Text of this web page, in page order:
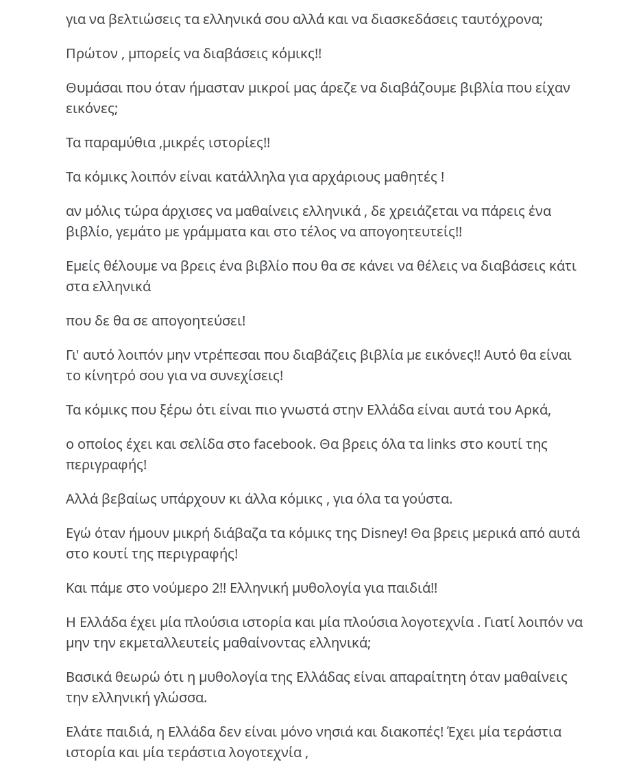
για να βελτιώσεις τα ελληνικά σου αλλά και να διασκεδάσεις ταυτόχρονα;
Πρώτον , μπορείς να διαβάσεις κόμικς!!
Θυμάσαι που όταν ήμασταν μικροί μας άρεζε να διαβάζουμε βιβλία που είχαν
εικόνες;
Τα παραμύθια ,μικρές ιστορίες!!
Τα κόμικς λοιπόν είναι κατάλληλα για αρχάριους μαθητές !
αν μόλις τώρα άρχισες να μαθαίνεις ελληνικά , δε χρειάζεται να πάρεις ένα
βιβλίο, γεμάτο με γράμματα και στο τέλος να απογοητευτείς!!
Εμείς θέλουμε να βρεις ένα βιβλίο που θα σε κάνει να θέλεις να διαβάσεις κάτι
στα ελληνικά
που δε θα σε απογοητεύσει!
Γι' αυτό λοιπόν μην ντρέπεσαι που διαβάζεις βιβλία με εικόνες!! Αυτό θα είναι
το κίνητρό σου για να συνεχίσεις!
Τα κόμικς που ξέρω ότι είναι πιο γνωστά στην Ελλάδα είναι αυτά του Αρκά,
ο οποίος έχει και σελίδα στο facebook. Θα βρεις όλα τα links στο κουτί της
περιγραφής!
Αλλά βεβαίως υπάρχουν κι άλλα κόμικς , για όλα τα γούστα.
Εγώ όταν ήμουν μικρή διάβαζα τα κόμικς της Disney! Θα βρεις μερικά από αυτά
στο κουτί της περιγραφής!
Και πάμε στο νούμερο 2!! Ελληνική μυθολογία για παιδιά!!
Η Ελλάδα έχει μία πλούσια ιστορία και μία πλούσια λογοτεχνία . Γιατί λοιπόν να
μην την εκμεταλλευτείς μαθαίνοντας ελληνικά;
Βασικά θεωρώ ότι η μυθολογία της Ελλάδας είναι απαραίτητη όταν μαθαίνεις
την ελληνική γλώσσα.
Ελάτε παιδιά, η Ελλάδα δεν είναι μόνο νησιά και διακοπές! Έχει μία τεράστια
ιστορία και μία τεράστια λογοτεχνία ,